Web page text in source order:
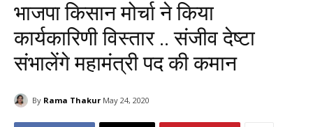
भाजपा किसान मोर्चा ने किया
कार्यकारिणी विस्तार .. संजीव देष्टा
संभालेंगे महामंत्री पद की कमान
By Rama Thakur May 24, 2020